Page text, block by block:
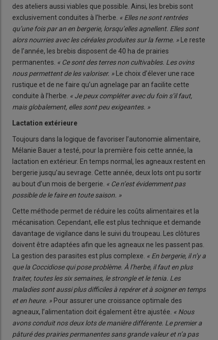
des ateliers aussi viables que possible. Ainsi, les brebis sont
exclusivement conduites à l’herbe. « Elles ne sont rentrées
qu’une fois par an en bergerie, lorsqu’elles agnellent. Elles sont
alors nourries avec les céréales produites sur la ferme. » Le reste
de l’année, les brebis disposent de 40 ha de prairies
permanentes. « Ce sont des terres non cultivables. Les ovins
nous permettent de les valoriser. » Le choix d’élever une race
rustique et de ne faire qu’un agnelage par an facilite cette
conduite à l’herbe. « Je peux compléter avec du foin s’il faut,
mais globalement, elles sont peu exigeantes. »
Lactation extérieure
Toujours dans la logique de favoriser l’autonomie alimentaire,
Mélanie Bauer a testé, pour la première fois cette année, la
lactation en extérieur. En temps normal, les agneaux restent en
bergerie jusqu’au sevrage. Cette année, deux lots ont pu sortir
au bout d’un mois de bergerie. « Ce n’est évidemment pas
possible de le faire en toute saison. »
Cette méthode permet de réduire les coûts alimentaires et la
mécanisation. Cependant, elle est plus technique et demande
davantage de vigilance dans le suivi du troupeau. Les clôtures
doivent être adaptées afin que les agneaux ne les passent pas.
La gestion des parasites est plus complexe. « En bergerie, il n’y a
que la Coccidiose qui pose problème. À l’herbe, il faut en plus
traiter, toutes les six semaines, le strongle et le tenia. Les
maladies sont aussi plus difficiles à repérer et à soigner en temps
et en heure. » Pour assurer une croissance optimale des
agneaux, l’alimentation doit également être ajustée. « Nous
avons conduit nos deux lots de manière différente. Le premier a
pâturé des prairies permanentes sans grande valeur et n’a pas